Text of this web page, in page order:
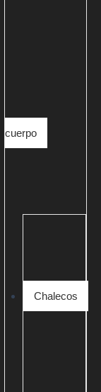
cuerpo
Chalecos